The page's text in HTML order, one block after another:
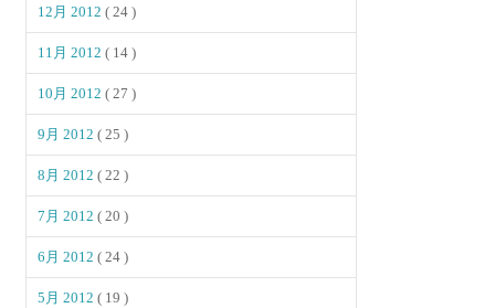
12月 2012( 24 )
11月 2012( 14 )
10月 2012( 27 )
9月 2012( 25 )
8月 2012( 22 )
7月 2012( 20 )
6月 2012( 24 )
5月 2012( 19 )